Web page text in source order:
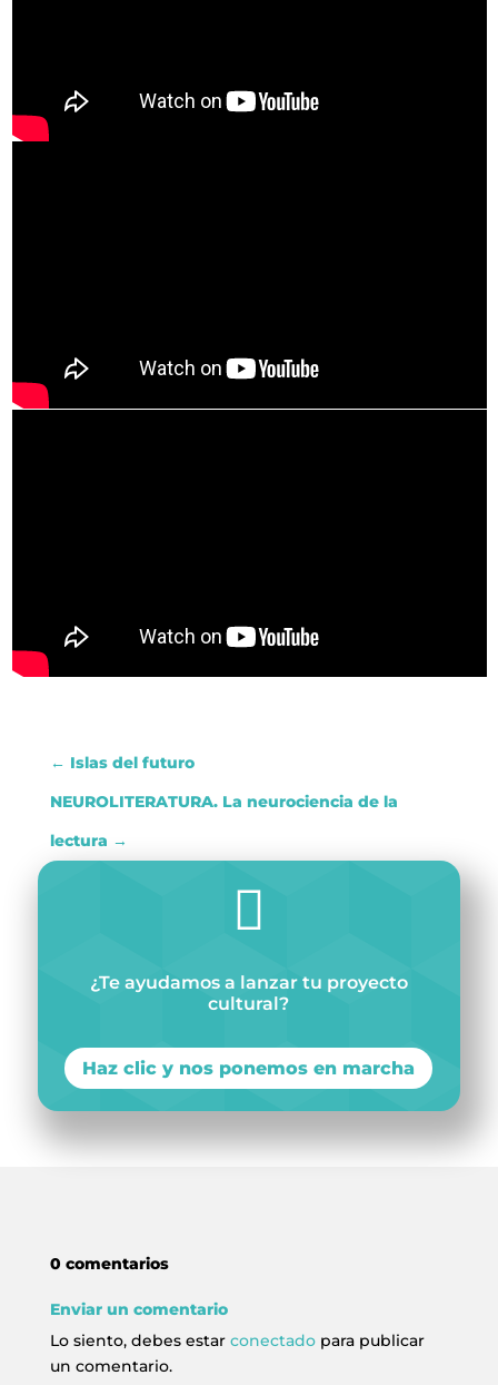
← Islas del futuro
NEUROLITERATURA. La neurociencia de la
lectura →

¿Te ayudamos a lanzar tu proyecto
cultural?
Haz clic y nos ponemos en marcha
0 comentarios
Enviar un comentario
Lo siento, debes estar conectadopara publicar
un comentario.